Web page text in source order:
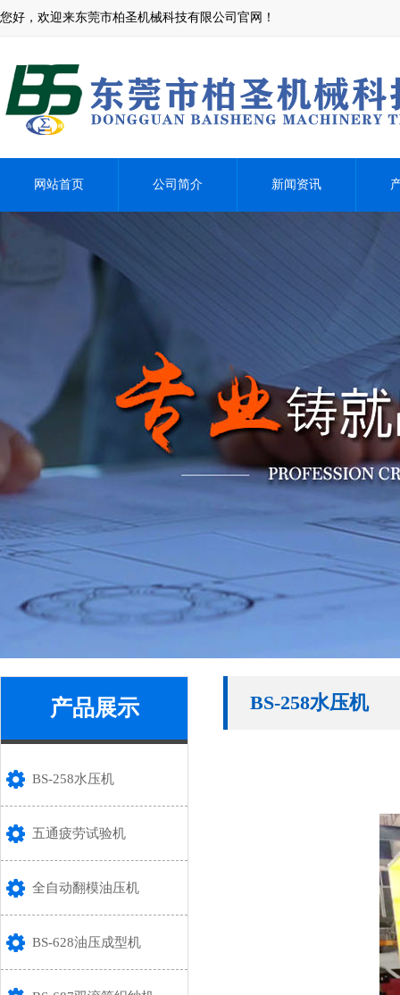
您好，欢迎来东莞市柏圣机械科技有限公司官网！
网站首页 公司简介 新闻资讯
产品展示
BS-258水压机
五通疲劳试验机
全自动翻模油压机
BS-628油压成型机
BS-258水压机